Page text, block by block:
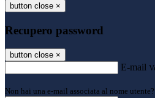
button close ×
Recupero password
button close ×
E-mail
Non hai una e-mail associata al nome